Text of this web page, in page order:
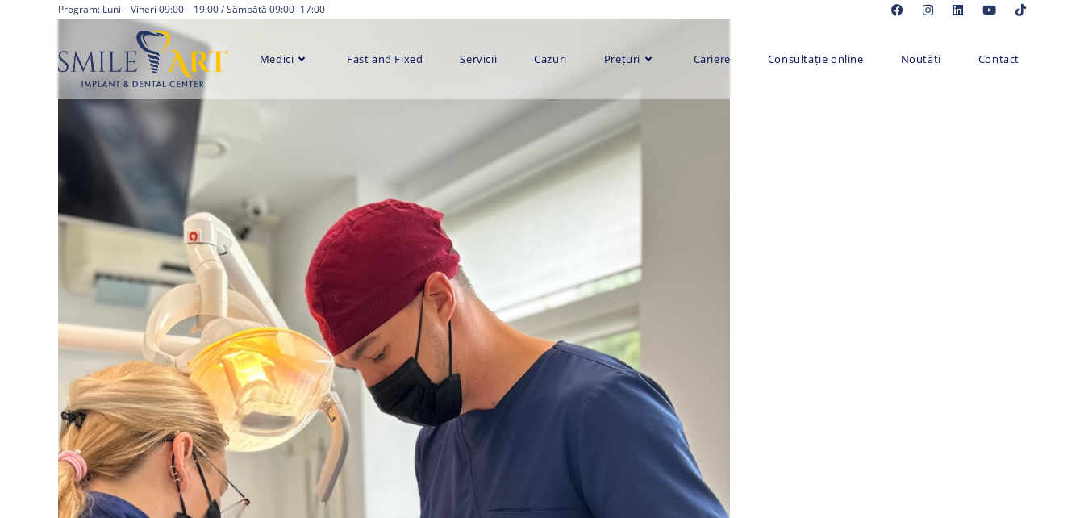
Program: Luni – Vineri 09:00 – 19:00 / Sâmbătă 09:00 -17:00
Medici Fast and Fixed Servicii Cazuri Prețuri Cariere Consultație online Noutăți Contact